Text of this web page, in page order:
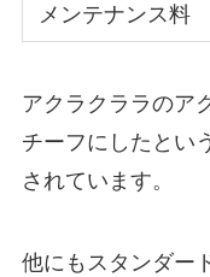
メンテナンス料
アクラクララのア
チーフにしたとい
されています。
他にもスタンダー